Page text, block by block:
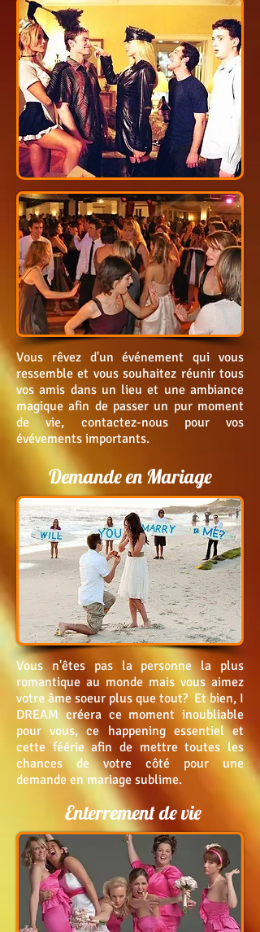
Vous rêvez d'un événement qui vous
ressemble et vous souhaitez réunir tous
vos amis dans un lieu et une ambiance
magique afin de passer un pur moment
de vie, contactez-nous pour vos
évévements importants.
Demande en Mariage
Vous n'êtes pas la personne la plus
romantique au monde mais vous aimez
votre âme soeur plus que tout? Et bien, I
DREAM créera ce moment inoubliable
pour vous, ce happening essentiel et
cette féérieafin de mettre toutes les
chances de votre côté pour une
demande en mariage sublime.
Enterrement de vie